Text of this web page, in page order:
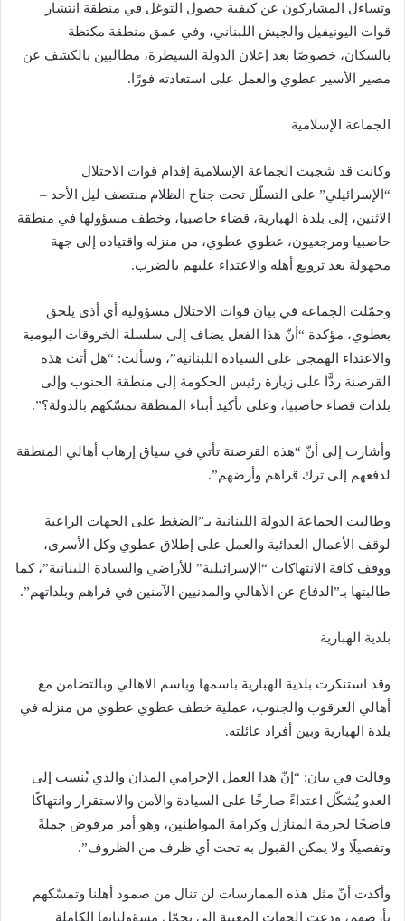
وتساءل المشاركون عن كيفية حصول التوغل في منطقة انتشار
قوات اليونيفيل والجيش اللبناني، وفي عمق منطقة مكتظة
بالسكان، خصوصًا بعد إعلان الدولة السيطرة، مطالبين بالكشف عن
مصير الأسير عطوي والعمل على استعادته فورًا.
الجماعة الإسلامية
وكانت قد شجبت الجماعة الإسلامية إقدام قوات الاحتلال
“الإسرائيلي” على التسلّل تحت جناح الظلام منتصف ليل الأحد –
الاثنين، إلى بلدة الهبارية، قضاء حاصبيا، وخطف مسؤولها في منطقة
حاصبيا ومرجعيون، عطوي عطوي، من منزله واقتياده إلى جهة
مجهولة بعد ترويع أهله والاعتداء عليهم بالضرب.
وحمّلت الجماعة في بيان قوات الاحتلال مسؤولية أي أذى يلحق
بعطوي، مؤكدة “أنّ هذا الفعل يضاف إلى سلسلة الخروقات اليومية
والاعتداء الهمجي على السيادة اللبنانية”، وسألت: “هل أتت هذه
القرصنة ردًّا على زيارة رئيس الحكومة إلى منطقة الجنوب وإلى
بلدات قضاء حاصبيا، وعلى تأكيد أبناء المنطقة تمسّكهم بالدولة؟”.
وأشارت إلى أنّ “هذه القرصنة تأتي في سياق إرهاب أهالي المنطقة
لدفعهم إلى ترك قراهم وأرضهم”.
وطالبت الجماعة الدولة اللبنانية بـ”الضغط على الجهات الراعية
لوقف الأعمال العدائية والعمل على إطلاق عطوي وكل الأسرى،
ووقف كافة الانتهاكات “الإسرائيلية” للأراضي والسيادة اللبنانية”، كما
طالبتها بـ”الدفاع عن الأهالي والمدنيين الآمنين في قراهم وبلداتهم”.
بلدية الهبارية
وقد استنكرت بلدية الهبارية باسمها وباسم الاهالي وبالتضامن مع
أهالي العرقوب والجنوب، عملية خطف عطوي عطوي من منزله في
بلدة الهبارية وبين أفراد عائلته.
وقالت في بيان: “إنّ هذا العمل الإجرامي المدان والذي يُنسب إلى
العدو يُشكّل اعتداءً صارخًا على السيادة والأمن والاستقرار وانتهاكًا
فاضحًا لحرمة المنازل وكرامة المواطنين، وهو أمر مرفوض جملةً
وتفصيلًا ولا يمكن القبول به تحت أي ظرف من الظروف”.
وأكدت أنّ مثل هذه الممارسات لن تنال من صمود أهلنا وتمسّكهم
بأرضهم، ودعت الجهات المعنية إلى تحمّل مسؤولياتها الكاملة